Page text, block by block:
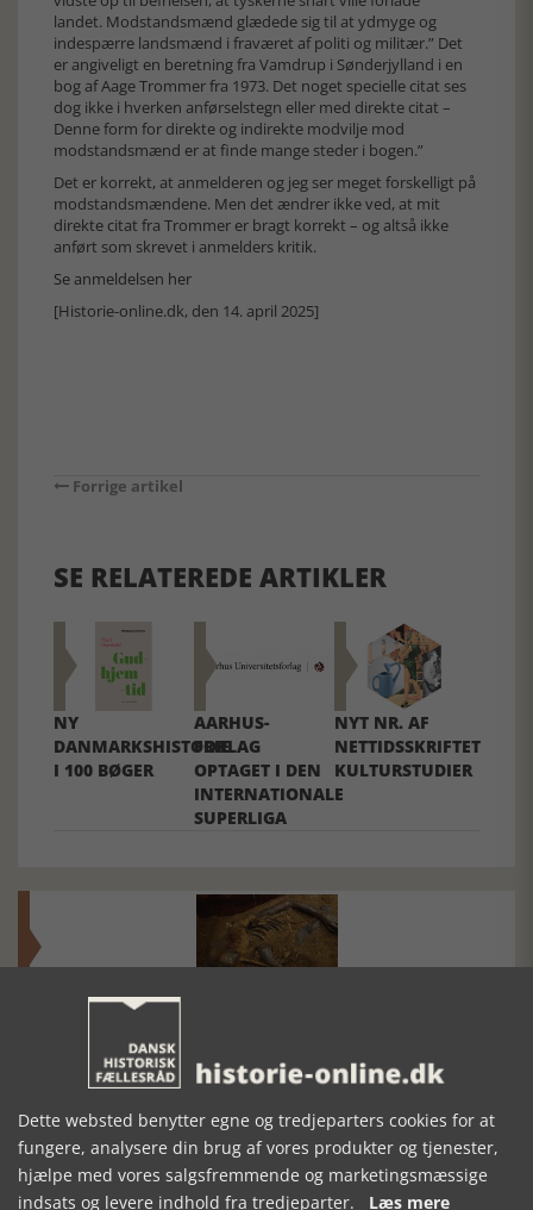
landet. Modstandsmænd glædede sig til at ydmyge og
indespærre landsmænd i fraværet af politi og militær.” Det
er angiveligt en beretning fra Vamdrup i Sønderjylland i en
bog af Aage Trommer fra 1973. Det noget specielle citat ses
dog ikke i hverken anførselstegn eller med direkte citat –
Denne form for direkte og indirekte modvilje mod
modstandsmænd er at finde mange steder i bogen.”
Det er korrekt, at anmelderen og jeg ser meget forskelligt på
modstandsmændene. Men det ændrer ikke ved, at mit
direkte citat fra Trommer er bragt korrekt – og altså ikke
anført som skrevet i anmelders kritik.
Se anmeldelsen her
[Historie-online.dk, den 14. april 2025]
Forrige artikel
SE RELATEREDE ARTIKLER
NY
DANMARKSHISTORIE
I 100 BØGER
AARHUS-
FORLAG
OPTAGET I DEN
INTERNATIONALE
SUPERLIGA
NYT NR. AF
NETTIDSSKRIFTET
KULTURSTUDIER
Den største samling af moselig i verden på Museum
Silkeborg Hovedgården
Dette websted benytter egne og tredjeparters cookies for at
fungere, analysere din brug af vores produkter og tjenester,
hjælpe med vores salgsfremmende og marketingsmæssige
indsats og levere indhold fra tredjeparter. Læs mere